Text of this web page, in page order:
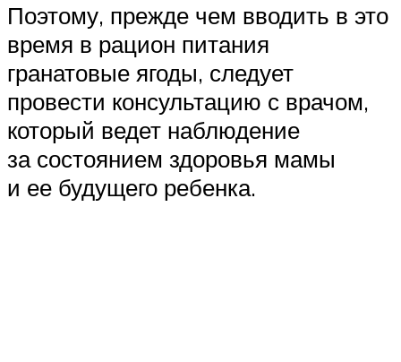
Поэтому, прежде чем вводить в это
время в рацион питания
гранатовые ягоды, следует
провести консультацию с врачом,
который ведет наблюдение
за состоянием здоровья мамы
и ее будущего ребенка.